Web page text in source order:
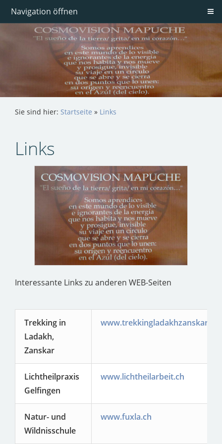
Navigation öffnen
Sie sind hier: Startseite » Links
Links
Interessante Links zu anderen WEB-Seiten
Trekking in
Ladakh,
Zanskar
Lichtheilpraxis
Gelfingen
www.lichtheilarbeit.ch
Natur- und
Wildnisschule
www.fuxla.ch